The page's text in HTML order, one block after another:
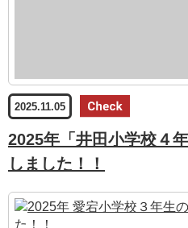
2025.11.05
2025年「井田小学校４
しました！！